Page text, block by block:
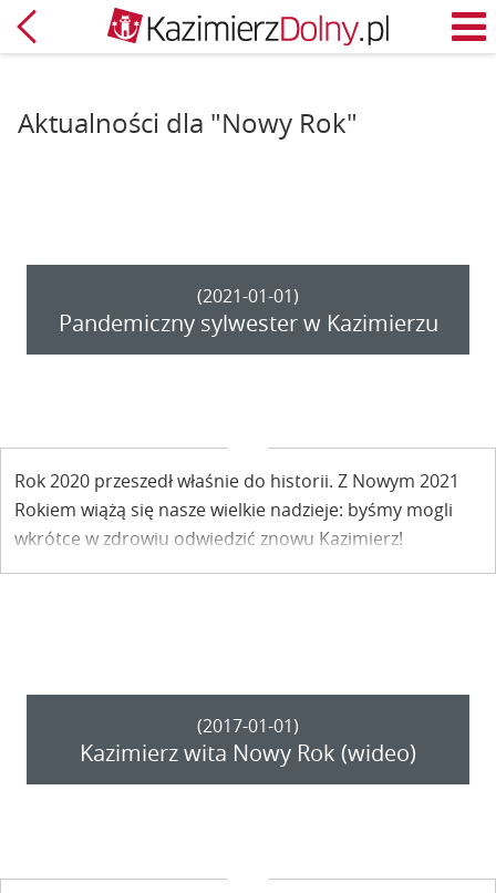
Powrót
Aktualności dla "Nowy Rok"
(2021-01-01)
Pandemiczny sylwester w Kazimierzu
Rok 2020 przeszedł właśnie do historii. Z Nowym 2021
Rokiem wiążą się nasze wielkie nadzieje: byśmy mogli
wkrótce w zdrowiu odwiedzić znowu Kazimierz!
(2017-01-01)
Kazimierz wita Nowy Rok (wideo)